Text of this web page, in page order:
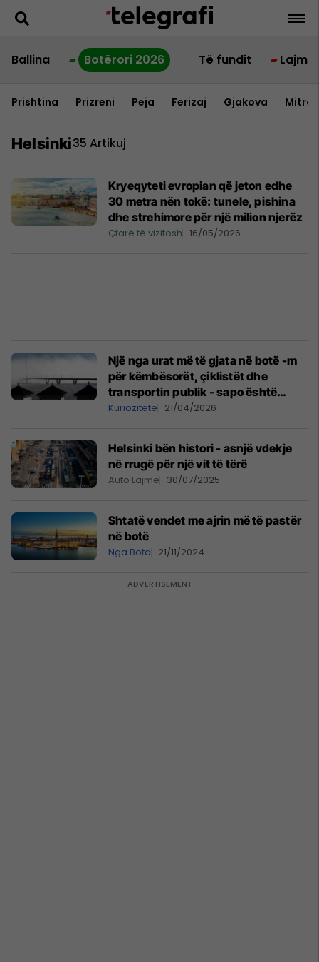
Ballina Botërori 2026 Të fundit Lajme
Prishtina Prizreni Peja Ferizaj Gjakova
Helsinki35 Artikuj
Kryeqyteti evropian që jeton edhe
30 metra nën tokë: tunele, pishina
dhe strehimore për një milion njerëz
Çfarë të vizitosh 16/05/2026
Një nga urat më të gjata në botë -m
për këmbësorët, çiklistët dhe
transportin publik - sapo është
hapur në Helsinki
Kuriozitete 21/04/2026
Helsinki bën histori - asnjë vdekje
në rrugë për një vit të tërë
Auto Lajme 30/07/2025
Shtatë vendet me ajrin më të pastër
në botë
Nga Bota 21/11/2024